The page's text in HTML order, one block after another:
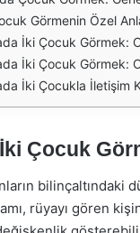
Görmenin Özel
İki Çocuk Görmek:
İki Çocuk Görmek:
İki Çocukla İletişim
Çocuk
bilinçaltındaki
rüyayı gören